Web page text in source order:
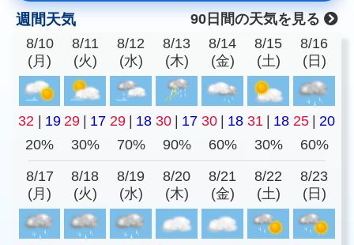
週間天気
90日間の天気を見る
8/10
(月)
8/11
(火)
8/12
(水)
8/13
(木)
8/14
(金)
8/15
(土)
8/16
(日)
32 19 29 17 29 18 30 17 30 18 31 18 25
20
20%
30% 70% 90% 60% 30% 60%
8/17
(月)
8/18
(火)
8/19
(水)
8/20
(木)
8/21
(金)
8/22
(土)
8/23
(日)